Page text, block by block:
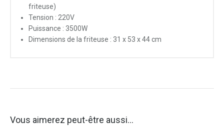
friteuse)
Tension : 220V
Puissance : 3500W
Dimensions de la friteuse : 31 x 53 x 44 cm
Vous aimerez peut-être aussi…